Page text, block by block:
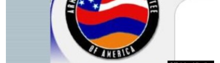
ՄԵԿՆԱԲԱՆՈՒԹՅՈՒՆ